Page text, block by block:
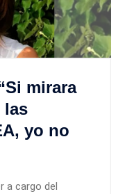
mirara
las
yo no
a cargo del